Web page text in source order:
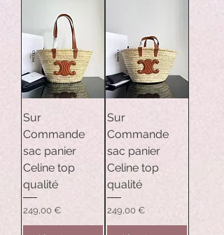
Sur
Commande
sac panier
Celine top
qualité
Prix
249,00 €
Sur
Commande
sac panier
Celine top
qualité
Prix
249,00 €